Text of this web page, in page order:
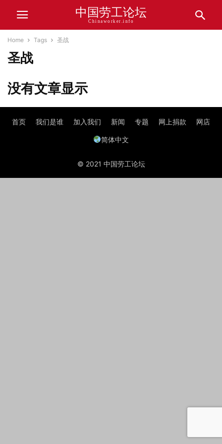
中国劳工论坛
Chinaworker.info
Home Tags 圣战
圣战
没有文章显示
首页 我们是谁 加入我们 新闻 专题 网上捐款 网店
简体中文
© 2021 中国劳工论坛